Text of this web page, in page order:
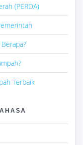
(PERDA)
Terbaik